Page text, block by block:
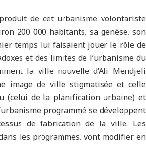
de cet urbanisme volontariste
200 000 habitants, sa genèse, son
temps lui faisaient jouer le rôle de
et des limites de l’urbanisme du
la ville nouvelle d’Ali Mendjeli
image de ville stigmatisée et celle
(celui de la planification urbaine) et
programmé se développent
de fabrication de la ville. Les
les programmes, vont modifier en